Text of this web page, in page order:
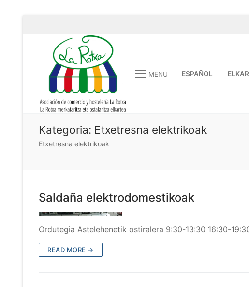
MENU ESPAÑOL
Kategoria: Etxetresna elektrikoak
Etxetresna elektrikoak
Saldaña elektrodomestikoak
Ordutegia Astelehenetik ostiralera 9:30-13:30 16:30-
READ MORE →